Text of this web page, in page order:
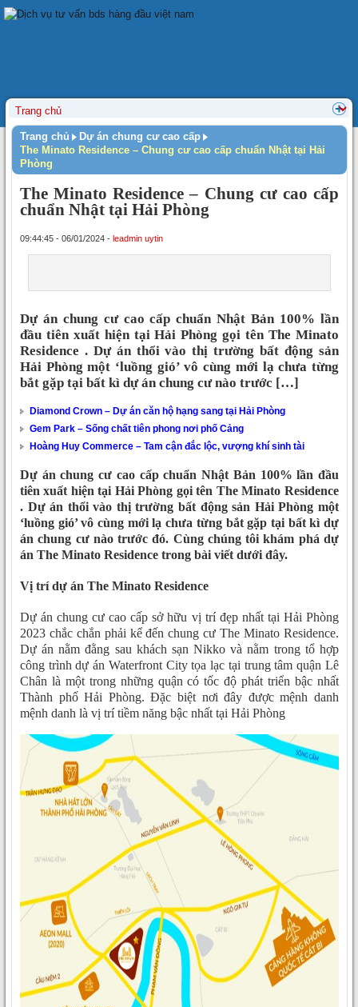
Trang chủ
Dự án chung cư cao cấp
The Minato Residence – Chung cư cao cấp chuẩn Nhật tại Hải
Phòng
The Minato Residence – Chung cư cao cấp
chuẩn Nhật tại Hải Phòng
09:44:45 - 06/01/2024 - leadmin uytin
Dự án chung cư cao cấp chuẩn Nhật Bản 100% lần
đầu tiên xuất hiện tại Hải Phòng gọi tên The Minato
Residence . Dự án thổi vào thị trường bất động sản
Hải Phòng một ‘luồng gió’ vô cùng mới lạ chưa từng
bắt gặp tại bất kì dự án chung cư nào trước […]
Diamond Crown – Dự án căn hộ hạng sang tại Hải Phòng
Gem Park – Sống chất tiên phong nơi phố Cảng
Hoàng Huy Commerce – Tam cận đắc lộc, vượng khí sinh tài
Dự án chung cư cao cấp chuẩn Nhật Bản 100% lần đầu
tiên xuất hiện tại Hải Phòng gọi tên The Minato Residence
. Dự án thổi vào thị trường bất động sản Hải Phòng một
‘luồng gió’ vô cùng mới lạ chưa từng bắt gặp tại bất kì dự
án chung cư nào trước đó. Cùng chúng tôi khám phá dự
án The Minato Residence trong bài viết dưới đây.
Vị trí dự án The Minato Residence
Dự án chung cư cao cấp sở hữu vị trí đẹp nhất tại Hải Phòng
2023 chắc chắn phải kể đến chung cư The Minato Residence.
Dự án nằm đằng sau khách sạn Nikko và nằm trong tổ hợp
công trình dự án Waterfront City tọa lạc tại trung tâm quận Lê
Chân là một trong những quận có tốc độ phát triển bậc nhất
Thành phố Hải Phòng. Đặc biệt nơi đây được mệnh danh
mệnh danh là vị trí tiềm năng bậc nhất tại Hải Phòng